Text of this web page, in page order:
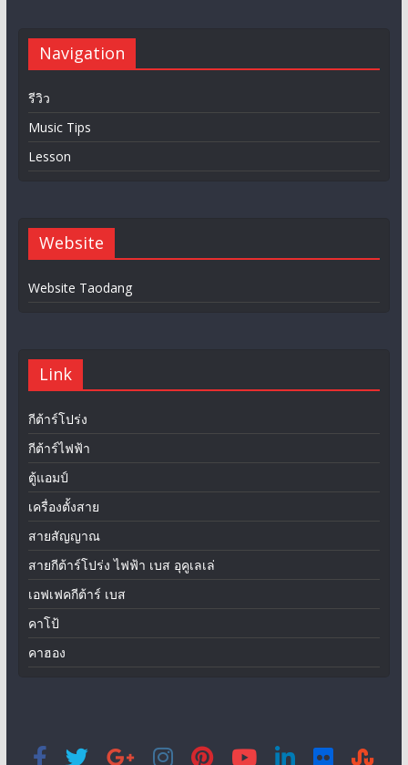
Navigation
รีวิว
Music Tips
Lesson
Website
Website Taodang
Link
กีต้าร์โปร่ง
กีต้าร์ไฟฟ้า
ตู้แอมป์
เครื่องตั้งสาย
สายสัญญาณ
สายกีต้าร์โปร่ง ไฟฟ้า เบส อุคูเลเล่
เอฟเฟคกีต้าร์ เบส
คาโป้
คาฮอง